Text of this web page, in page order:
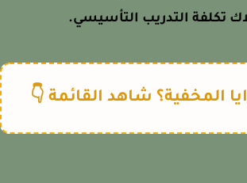
تكلفة التدريب التأسيسي.
المخفية؟ شاهد القائمة 👇